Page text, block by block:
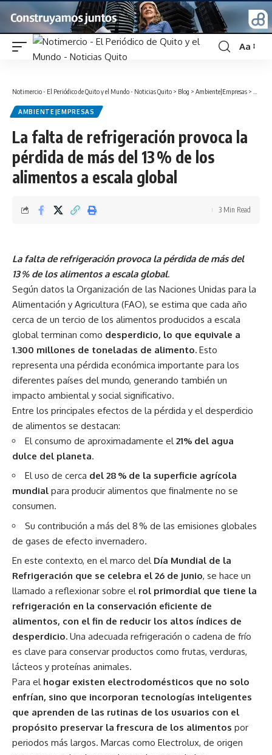
Font
Aa
Notimercio - El Periódico de Quito y el Mundo - Noticias Quito > Blog > Ambiente|Empresas >
AMBIENTE|EMPRESAS
La falta de refrigeración provoca la
pérdida de más del 13 % de los
alimentos a escala global
3 Min Read
La falta de refrigeración provoca la pérdida de más del
13 % de los alimentos a escala global.
Según datos la Organización de las Naciones Unidas para la
Alimentación y Agricultura (FAO), se estima que cada año
cerca de un tercio de los alimentos producidos a escala
global terminan como desperdicio, lo que equivale a
1.300 millones de toneladas de alimento. Esto
representa una pérdida económica importante para los
diferentes países del mundo, generando también un
impacto ambiental y social significativo.
Entre los principales efectos de la pérdida y el desperdicio
de alimentos se destacan:
El consumo de aproximadamente el 21% del agua
dulce del planeta.
El uso de cerca del 28 % de la superficie agrícola
mundial para producir alimentos que finalmente no se
consumen.
Su contribución a más del 8 % de las emisiones globales
de gases de efecto invernadero.
En este contexto, en el marco del Día Mundial de la
Refrigeración que se celebra el 26 de junio, se hace un
llamado a reflexionar sobre el rol primordial que tiene la
refrigeración en la conservación eficiente de
alimentos, con el fin de reducir los altos índices de
desperdicio. Una adecuada refrigeración o cadena de frío
es clave para conservar productos como frutas, verduras,
lácteos y proteínas animales.
Para el hogar existen electrodomésticos que no solo
enfrían, sino que incorporan tecnologías inteligentes
que aprenden de las rutinas de los usuarios con el
propósito preservar la frescura de los alimentos por
periodos más largos. Marcas como Electrolux, de origen